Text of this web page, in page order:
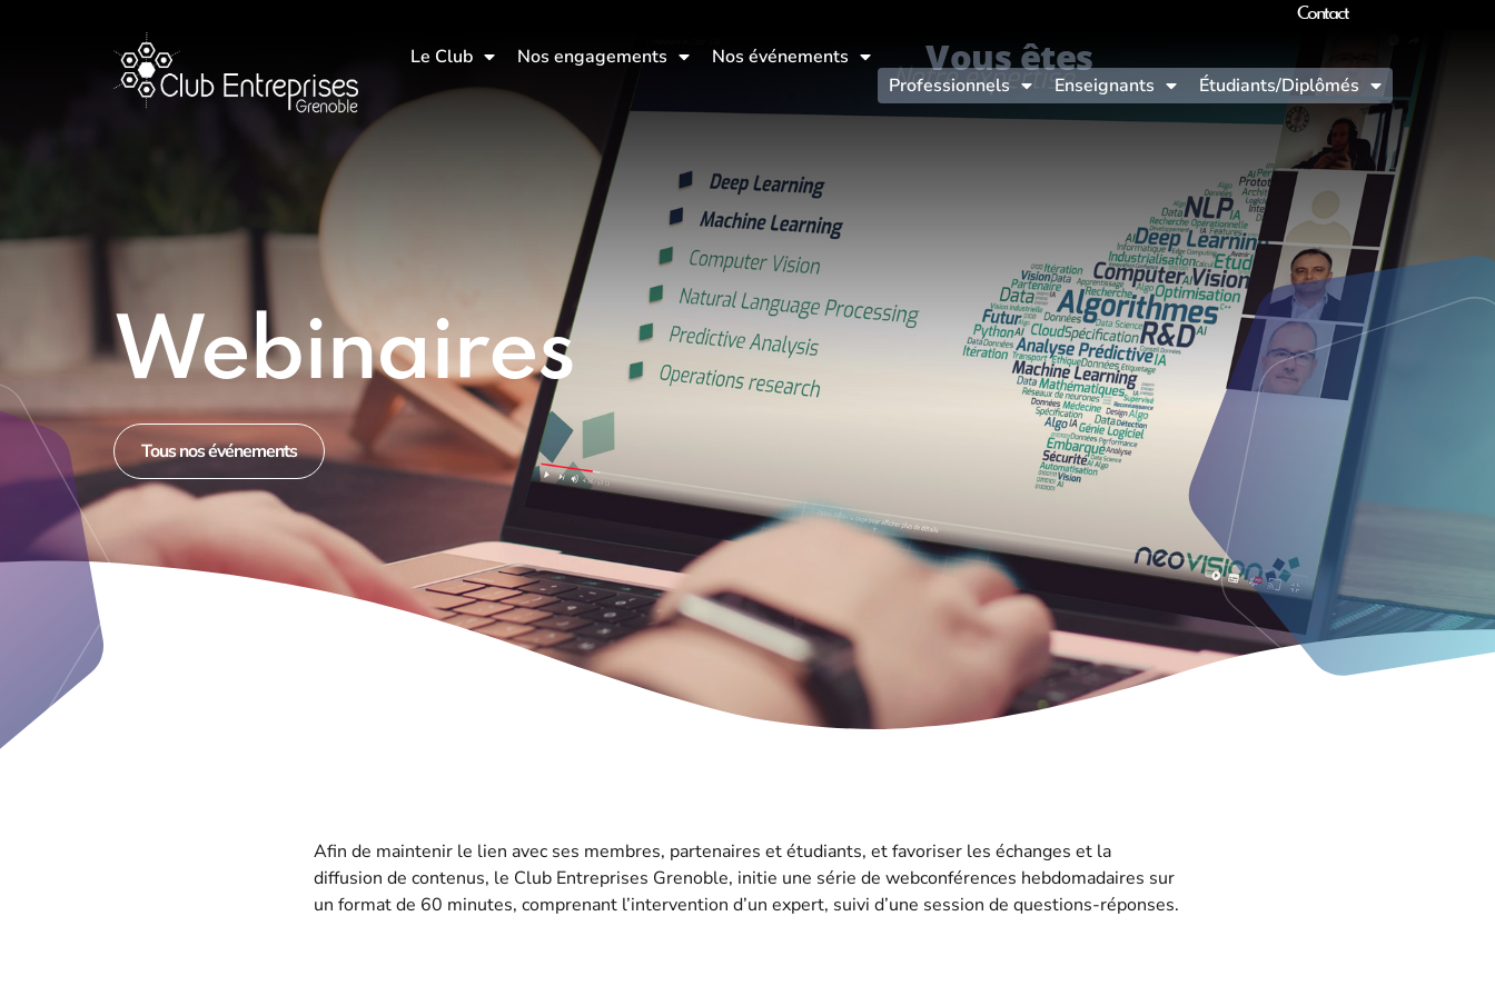
Contact
Vous êtes
Le Club Nos engagements
Nos événements
Professionnels
Enseignants Étudiants/Diplômés
Webinaires
Tous nos événements
Afin de maintenir le lien avec ses membres, partenaires et étudiants, et favoriser les échanges et la
diffusion de contenus, le Club Entreprises Grenoble, initie une série de webconférences hebdomadaires sur
un format de 60 minutes, comprenant l’intervention d’un expert, suivi d’une session de questions-réponses.